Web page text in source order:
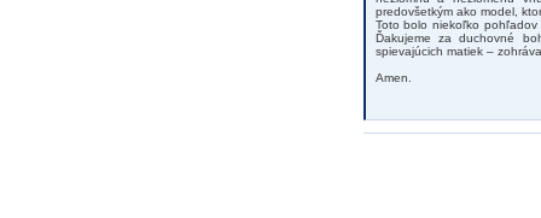
predovšetkým ako model,
Toto bolo niekoľko
Ďakujeme za duchovné
spievajúcich matiek –
Amen.